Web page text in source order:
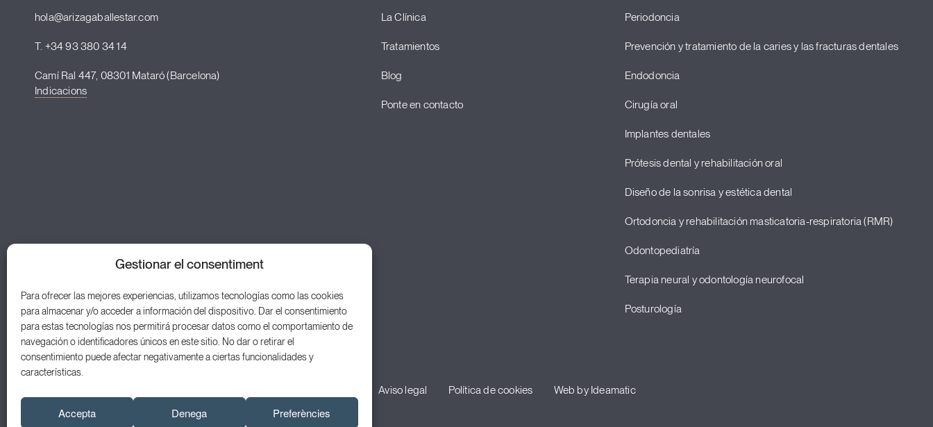
Gestionar el consentiment
Para ofrecer las mejores experiencias, utilizamos tecnologías como las cookies
para almacenar y/o acceder a información del dispositivo. Dar el consentimiento
para estas tecnologías nos permitirá procesar datos como el comportamiento de
navegación o identificadores únicos en este sitio. No dar o retirar el
consentimiento puede afectar negativamente a ciertas funcionalidades y
características.
Accepta Denega Preferències
hola@arizagaballestar.com
T. +34 93 380 34 14
Camí Ral 447, 08301 Mataró (Barcelona)
Indicacions
La Clínica
Tratamientos
Blog
Ponte en contacto
Periodoncia
Prevención y tratamiento de la caries y las fracturas dentales
Endodoncia
Cirugía oral
Implantes dentales
Prótesis dental y rehabilitación oral
Diseño de la sonrisa y estética dental
Ortodoncia y rehabilitación masticatoria-respiratoria (RMR)
Odontopediatría
Terapia neural y odontología neurofocal
Posturología
Aviso legal Política de cookies Web by Ideamatic